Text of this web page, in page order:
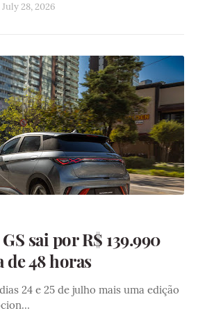
July 28, 2026
sai por R$ 139.990
de 48 horas
24 e 25 de julho mais uma edição